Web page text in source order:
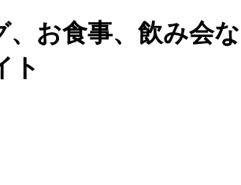
お食事、飲み会
ト